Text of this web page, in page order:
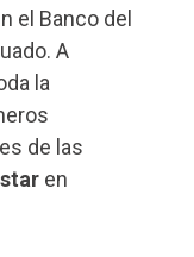
el Banco del
A
la
de las
en